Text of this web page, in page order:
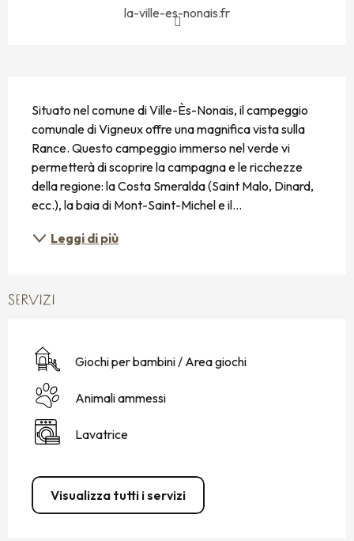
la-ville-es-nonais.fr
Situato nel comune di Ville-Ès-Nonais, il campeggio
comunale di Vigneux offre una magnifica vista sulla
Rance. Questo campeggio immerso nel verde vi
permetterà di scoprire la campagna e le ricchezze
della regione: la Costa Smeralda (Saint Malo, Dinard,
ecc.), la baia di Mont-Saint-Michel e il...
Leggi di più
SERVIZI
Giochi per bambini / Area giochi
Animali ammessi
Lavatrice
Visualizza tutti i servizi